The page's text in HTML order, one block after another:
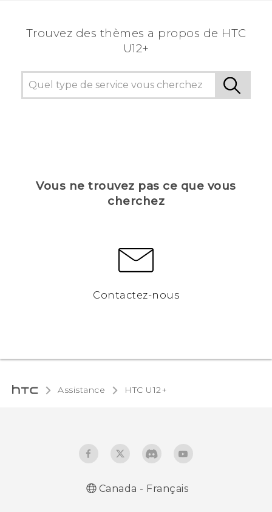
Trouvez des thèmes a propos de HTC
U12+
Vous ne trouvez pas ce que vous
cherchez
Contactez-nous
Assistance HTC U12+‎
Canada - Français